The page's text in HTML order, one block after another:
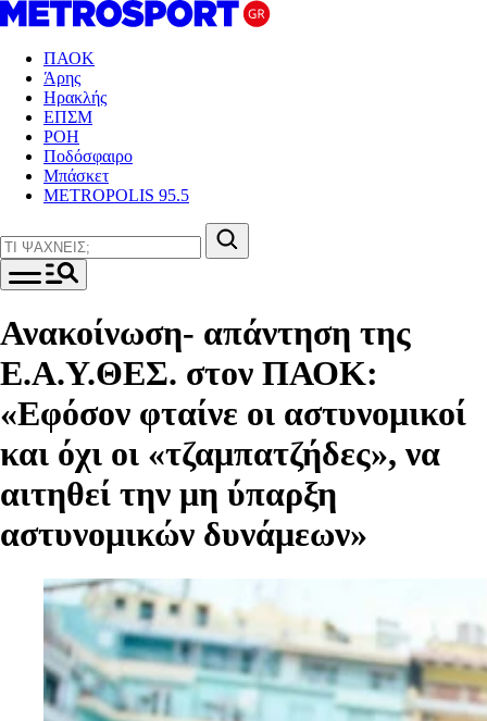
ΠΑΟΚ
Άρης
Ηρακλής
ΕΠΣΜ
ΡΟΗ
Ποδόσφαιρο
Μπάσκετ
METROPOLIS 95.5
Ανακοίνωση- απάντηση της
Ε.Α.Υ.ΘΕΣ. στον ΠΑΟΚ:
«Eφόσον φταίνε οι αστυνομικοί
και όχι οι «τζαμπατζήδες», να
αιτηθεί την μη ύπαρξη
αστυνομικών δυνάμεων»